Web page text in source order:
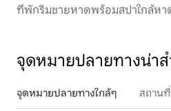
ที่พักริมชายหาดพร้อมสปาใกล้หา
จุดหมายปลายทางน่าส
จุดหมายปลายทางใกล้ๆ สถาน